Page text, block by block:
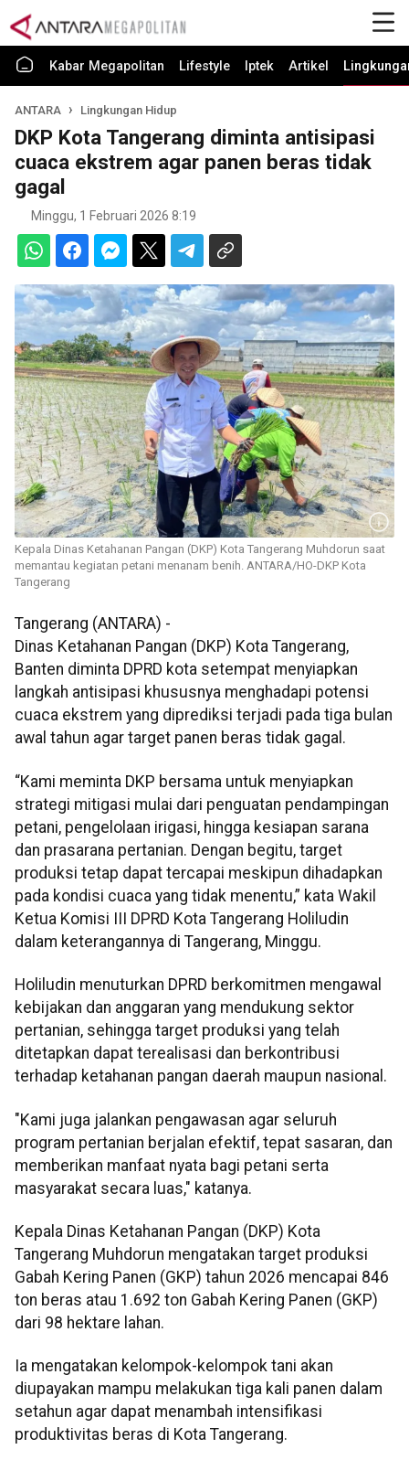
Kabar Megapolitan Lifestyle Iptek Artikel
ANTARA Lingkungan Hidup
DKP Kota Tangerang diminta antisipasi
cuaca ekstrem agar panen beras tidak
gagal
Minggu, 1 Februari 2026 8:19
Kepala Dinas Ketahanan Pangan (DKP) Kota Tangerang Muhdorun saat
memantau kegiatan petani menanam benih. ANTARA/HO-DKP Kota
Tangerang
Tangerang (ANTARA) -
Dinas Ketahanan Pangan (DKP) Kota Tangerang,
Banten diminta DPRD kota setempat menyiapkan
langkah antisipasi khususnya menghadapi potensi
cuaca ekstrem yang diprediksi terjadi pada tiga bulan
awal tahun agar target panen beras tidak gagal.
“Kami meminta DKP bersama untuk menyiapkan
strategi mitigasi mulai dari penguatan pendampingan
petani, pengelolaan irigasi, hingga kesiapan sarana
dan prasarana pertanian. Dengan begitu, target
produksi tetap dapat tercapai meskipun dihadapkan
pada kondisi cuaca yang tidak menentu,” kata Wakil
Ketua Komisi III DPRD Kota Tangerang Holiludin
dalam keterangannya di Tangerang, Minggu.
Holiludin menuturkan DPRD berkomitmen mengawal
kebijakan dan anggaran yang mendukung sektor
pertanian, sehingga target produksi yang telah
ditetapkan dapat terealisasi dan berkontribusi
terhadap ketahanan pangan daerah maupun nasional.
"Kami juga jalankan pengawasan agar seluruh
program pertanian berjalan efektif, tepat sasaran, dan
memberikan manfaat nyata bagi petani serta
masyarakat secara luas," katanya.
Kepala Dinas Ketahanan Pangan (DKP) Kota
Tangerang Muhdorun mengatakan target produksi
Gabah Kering Panen (GKP) tahun 2026 mencapai 846
ton beras atau 1.692 ton Gabah Kering Panen (GKP)
dari 98 hektare lahan.
Ia mengatakan kelompok-kelompok tani akan
diupayakan mampu melakukan tiga kali panen dalam
setahun agar dapat menambah intensifikasi
produktivitas beras di Kota Tangerang.